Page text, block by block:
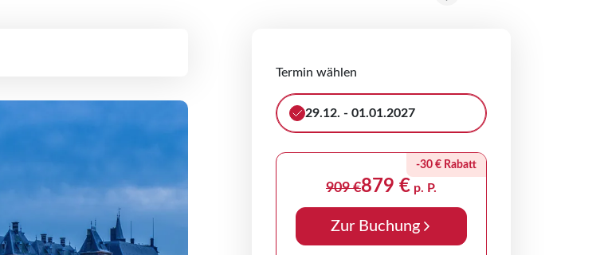
Termin wählen
29.12. - 01.01.2027
879 € p. P.
909 €
-30 € Rabatt
Zur Buchung